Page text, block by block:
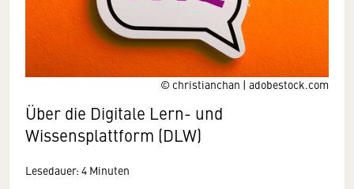
© christianchan | adobestock.com
Über die Digitale Lern- und
Wissensplattform (DLW)
Lesedauer: 4 Minuten